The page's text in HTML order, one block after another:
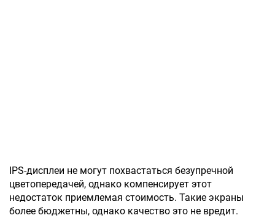
IPS-дисплеи не могут похвастаться безупречной
цветопередачей, однако компенсирует этот
недостаток приемлемая стоимость. Такие экраны
более бюджетны, однако качество это не вредит.